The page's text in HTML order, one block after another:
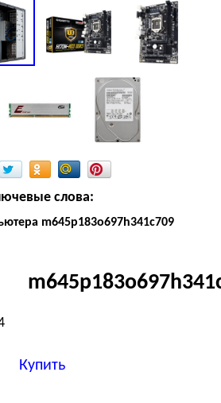
слова:
m645p183o697h341c709
Купить